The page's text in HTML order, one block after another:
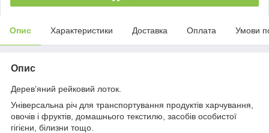
Опис Характеристики Доставка Оплата Умови
Опис
Дерев’яний рейковий лоток.
Універсальна річ для транспортування продуктів харчування,
овочів і фруктів, домашнього текстилю, засобів особистої
гігієни, білизни тощо.